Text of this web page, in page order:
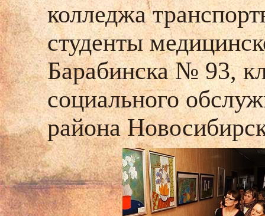
колледжа
студенты
Барабинска № 93,
социального
района